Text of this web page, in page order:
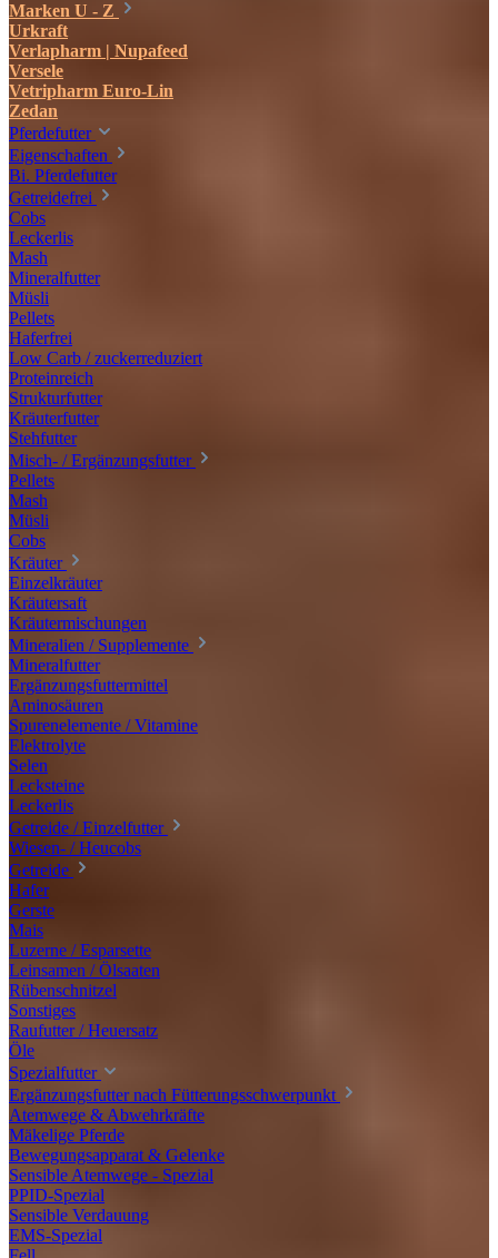
Marken U - Z
Urkraft
Verlapharm | Nupafeed
Versele
Vetripharm Euro-Lin
Zedan
Pferdefutter
Eigenschaften
Bi. Pferdefutter
Getreidefrei
Cobs
Leckerlis
Mash
Mineralfutter
Müsli
Pellets
Haferfrei
Low Carb / zuckerreduziert
Proteinreich
Strukturfutter
Kräuterfutter
Stehfutter
Misch- / Ergänzungsfutter
Pellets
Mash
Müsli
Cobs
Kräuter
Einzelkräuter
Kräutersaft
Kräutermischungen
Mineralien / Supplemente
Mineralfutter
Ergänzungsfuttermittel
Aminosäuren
Spurenelemente / Vitamine
Elektrolyte
Selen
Lecksteine
Leckerlis
Getreide / Einzelfutter
Wiesen- / Heucobs
Getreide
Hafer
Gerste
Mais
Luzerne / Esparsette
Leinsamen / Ölsaaten
Rübenschnitzel
Sonstiges
Raufutter / Heuersatz
Öle
Spezialfutter
Ergänzungsfutter nach Fütterungsschwerpunkt
Atemwege & Abwehrkräfte
Mäkelige Pferde
Bewegungsapparat & Gelenke
Sensible Atemwege - Spezial
PPID-Spezial
Sensible Verdauung
EMS-Spezial